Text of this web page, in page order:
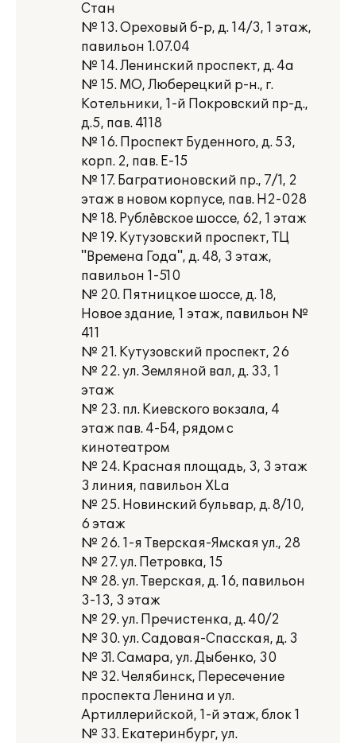
Стан
№ 13. Ореховый б-р, д. 14/3, 1 этаж,
павильон 1.07.04
№ 14. Ленинский проспект, д. 4а
№ 15. МО, Люберецкий р-н., г.
Котельники, 1-й Покровский пр-д.,
д.5, пав. 4118
№ 16. Проспект Буденного, д. 53,
корп. 2, пав. Е-15
№ 17. Багратионовский пр., 7/1, 2
этаж в новом корпусе, пав. Н2-028
№ 18. Рублёвское шоссе, 62, 1 этаж
№ 19. Кутузовский проспект, ТЦ
"Времена Года", д. 48, 3 этаж,
павильон 1-510
№ 20. Пятницкое шocce, д. 18,
Новое здание, 1 этаж, павильон №
411
№ 21. Кутузовский проспект, 26
№ 22. ул. Земляной вал, д. 33, 1
этаж
№ 23. пл. Киевского вокзала, 4
этаж пав. 4-Б4, рядом с
кинотеатром
№ 24. Красная площадь, 3, 3 этаж
3 линия, павильон XLa
№ 25. Новинский бульвар, д. 8/10,
6 этаж
№ 26. 1-я Тверская-Ямская ул., 28
№ 27. ул. Петровка, 15
№ 28. ул. Тверская, д. 16, павильон
3-13, 3 этаж
№ 29. ул. Пречистенка, д. 40/2
№ 30. ул. Садовая-Спасская, д. 3
№ 31. Самара, ул. Дыбенко, 30
№ 32. Челябинск, Пересечение
проспекта Ленина и ул.
Артиллерийской, 1-й этаж, блок 1
№ 33. Екатеринбург, ул.